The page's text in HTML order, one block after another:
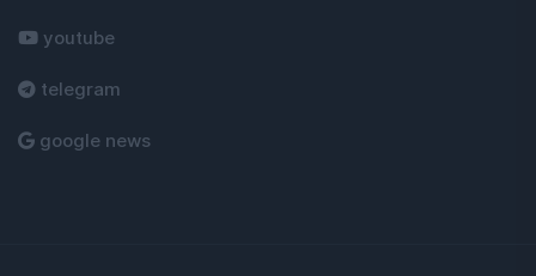
youtube
telegram
google news